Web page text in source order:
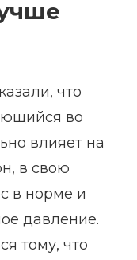
что
во
влияет на
в свою
в норме и
давление.
тому, что